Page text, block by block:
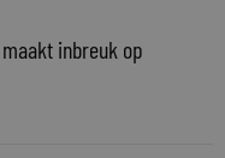
inbreuk op